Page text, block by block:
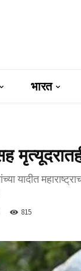
भारत
यादीत
815